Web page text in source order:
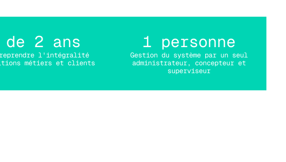
2 ans
l'intégralité
métiers et clients
1 personne
Gestion du système par un seul
administrateur, concepteur et
superviseur